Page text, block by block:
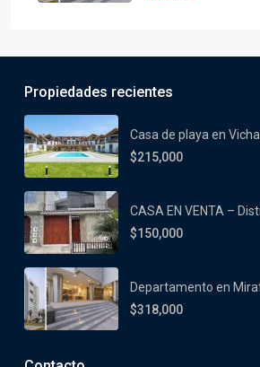
Propiedades recientes
Casa de playa en
$215,000
CASA EN VENTA –
$150,000
Departamento en
$318,000